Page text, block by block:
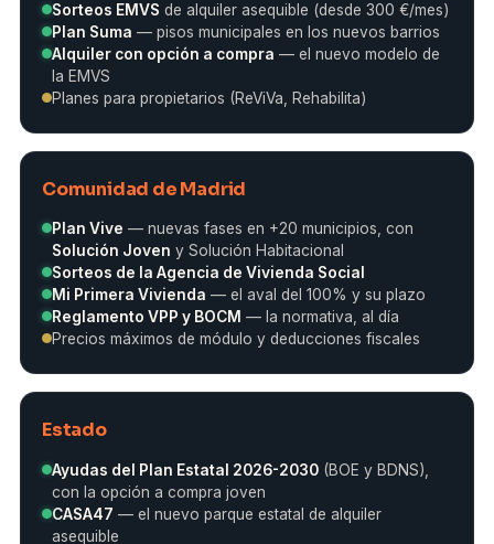
Sorteos EMVS de alquiler asequible (desde 300 €/mes)
Plan Suma — pisos municipales en los nuevos barrios
Alquiler con opción a compra — el nuevo modelo de
la EMVS
Planes para propietarios (ReViVa, Rehabilita)
Comunidad de Madrid
Plan Vive — nuevas fases en +20 municipios, con
Solución Joven y Solución Habitacional
Sorteos de la Agencia de Vivienda Social
Mi Primera Vivienda — el aval del 100% y su plazo
Reglamento VPP y BOCM — la normativa, al día
Precios máximos de módulo y deducciones fiscales
Estado
Ayudas del Plan Estatal 2026-2030 (BOE y BDNS),
con la opción a compra joven
CASA47 — el nuevo parque estatal de alquiler
asequible